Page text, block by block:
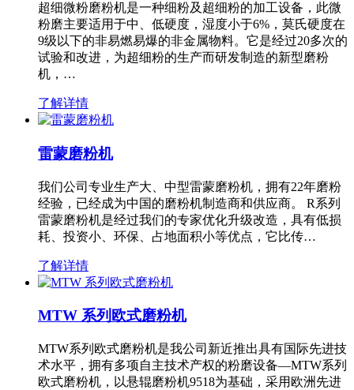
超细微粉磨粉机是一种细粉及超细粉的加工设备，此微
粉磨主要适用于中、低硬度，湿度小于6%，莫氏硬度在
9级以下的非易燃易爆的非金属物料。它是经过20多次的
试验和改进，为超细粉的生产而研发制造的新型磨粉
机，…
了解详情
雷蒙磨粉机
我们公司专业生产大、中型雷蒙磨粉机，拥有22年磨粉
经验，已经成为中国的磨粉机制造商和供应商。 R系列
雷蒙磨粉机是经过我们的专家优化升级改造，具有低损
耗、投资小、环保、占地面积小等优点，它比传…
了解详情
MTW 系列欧式磨粉机
MTW系列欧式磨粉机是我公司新近推出具有国际先进技
术水平，拥有多项自主技术产权的粉磨设备—MTW系列
欧式磨粉机，以悬辊磨粉机9518为基础，采用欧洲先进